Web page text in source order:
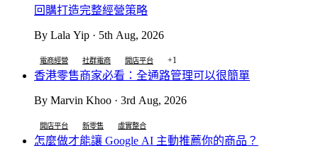
回購打造完整經營策略
By Lala Yip · 5th Aug, 2026
電商經營 社群電商 開店平台 +1
香港零售商家必看：全通路管理可以很簡單
By Marvin Khoo · 3rd Aug, 2026
開店平台 新零售 虛實整合
怎麼做才能讓 Google AI 主動推薦你的商品？